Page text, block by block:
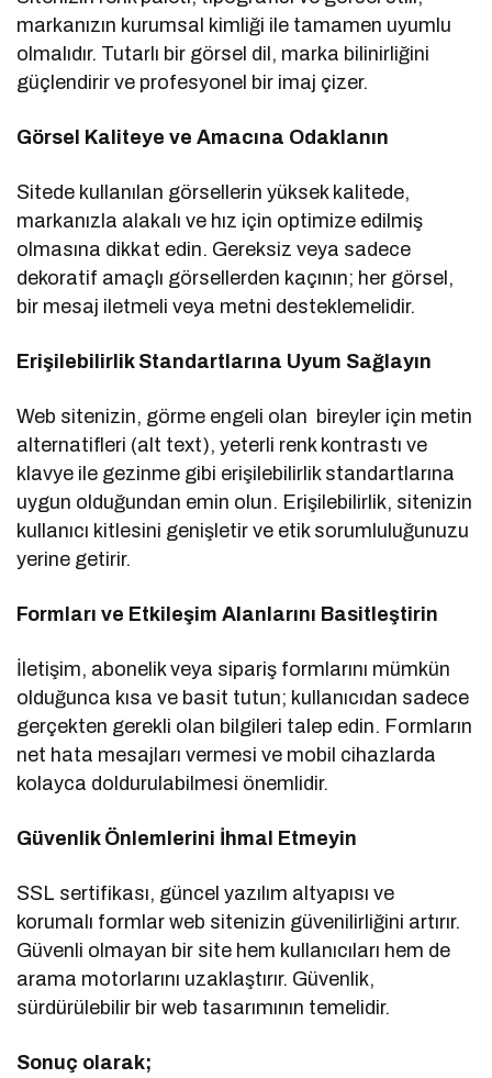
markanızın kurumsal kimliği ile tamamen uyumlu
olmalıdır. Tutarlı bir görsel dil, marka bilinirliğini
güçlendirir ve profesyonel bir imaj çizer.
Görsel Kaliteye ve Amacına Odaklanın
Sitede kullanılan görsellerin yüksek kalitede,
markanızla alakalı ve hız için optimize edilmiş
olmasına dikkat edin. Gereksiz veya sadece
dekoratif amaçlı görsellerden kaçının; her görsel,
bir mesaj iletmeli veya metni desteklemelidir.
Erişilebilirlik Standartlarına Uyum Sağlayın
Web sitenizin, görme engeli olan bireyler için metin
alternatifleri (alt text), yeterli renk kontrastı ve
klavye ile gezinme gibi erişilebilirlik standartlarına
uygun olduğundan emin olun. Erişilebilirlik, sitenizin
kullanıcı kitlesini genişletir ve etik sorumluluğunuzu
yerine getirir.
Formları ve Etkileşim Alanlarını Basitleştirin
İletişim, abonelik veya sipariş formlarını mümkün
olduğunca kısa ve basit tutun; kullanıcıdan sadece
gerçekten gerekli olan bilgileri talep edin. Formların
net hata mesajları vermesi ve mobil cihazlarda
kolayca doldurulabilmesi önemlidir.
Güvenlik Önlemlerini İhmal Etmeyin
SSL sertifikası, güncel yazılım altyapısı ve
korumalı formlar web sitenizin güvenilirliğini artırır.
Güvenli olmayan bir site hem kullanıcıları hem de
arama motorlarını uzaklaştırır. Güvenlik,
sürdürülebilir bir web tasarımının temelidir.
Sonuç olarak;